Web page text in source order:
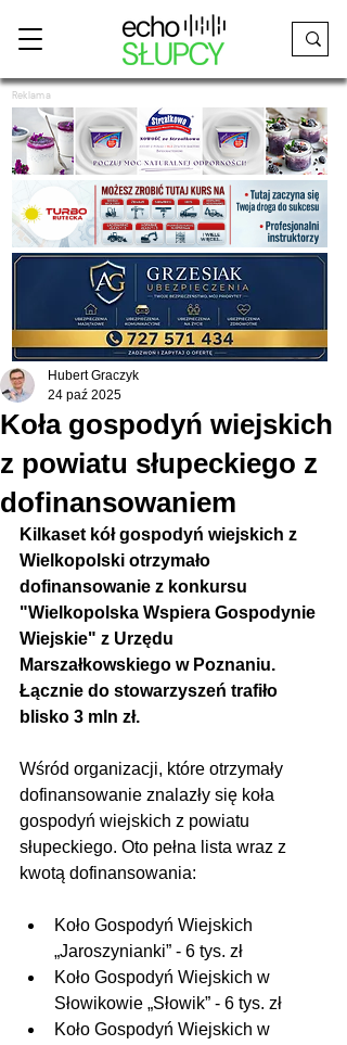
Reklama
Koła gospodyń wiejskich
z powiatu słupeckiego z
dofinansowaniem
Hubert Graczyk
24 paź 2025
Kilkaset kół gospodyń wiejskich z
Wielkopolski otrzymało
dofinansowanie z konkursu
"Wielkopolska Wspiera Gospodynie
Wiejskie" z Urzędu
Marszałkowskiego w Poznaniu.
Łącznie do stowarzyszeń trafiło
blisko 3 mln zł.
Wśród organizacji, które otrzymały
dofinansowanie znalazły się koła
gospodyń wiejskich z powiatu
słupeckiego. Oto pełna lista wraz z
kwotą dofinansowania:
Koło Gospodyń Wiejskich
„Jaroszynianki” - 6 tys. zł
Koło Gospodyń Wiejskich w
Słowikowie „Słowik” - 6 tys. zł
Koło Gospodyń Wiejskich w